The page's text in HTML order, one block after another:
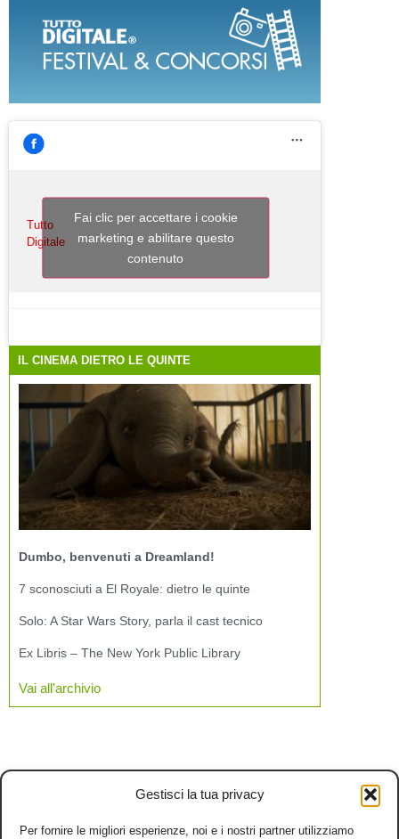
Gestisci la tua privacy
Per fornire le migliori esperienze, noi e i nostri partner utilizziamo
Tutto
Digitale
Fai clic per accettare i cookie
marketing e abilitare questo
contenuto
IL CINEMA DIETRO LE QUINTE
Dumbo, benvenuti a Dreamland!
7 sconosciuti a El Royale: dietro le quinte
Solo: A Star Wars Story, parla il cast tecnico
Ex Libris – The New York Public Library
Vai all'archivio